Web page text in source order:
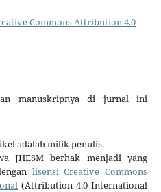
Commons Attribution 4.0
manuskripnya di jurnal ini
adalah milik penulis.
JHESM berhak menjadi yang
lisensi Creative Commons
(Attribution 4.0 International